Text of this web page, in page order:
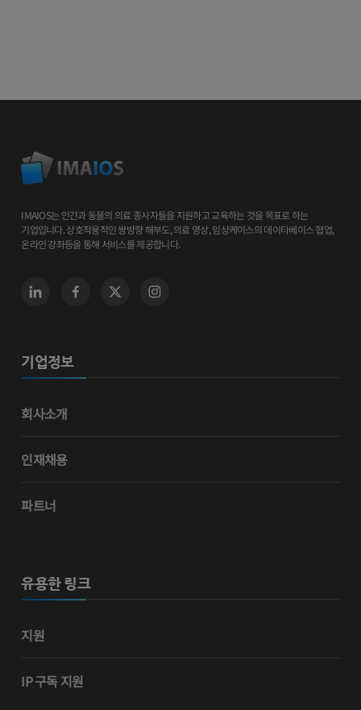
IMAIOS는 인간과 동물의 의료 종사자들을 지원하고 교육하는 것을 목표로 하는
기업입니다. 상호작용적인 쌍방향 해부도, 의료 영상, 임상케이스의 데이타베이스 협업,
온라인 강좌등을 통해 서비스를 제공합니다.
기업정보
회사소개
인재채용
파트너
유용한 링크
지원
IP 구독 지원